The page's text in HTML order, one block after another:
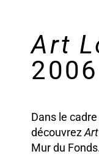
Art
2006
Dans le
découvrez
Mur du